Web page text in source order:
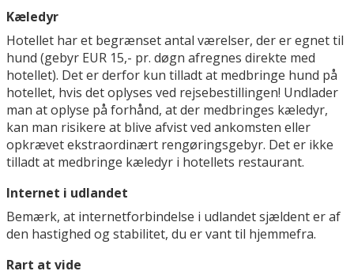
Kæledyr
Hotellet har et begrænset antal værelser, der er egnet til
hund (gebyr EUR 15,- pr. døgn afregnes direkte med
hotellet). Det er derfor kun tilladt at medbringe hund på
hotellet, hvis det oplyses ved rejsebestillingen! Undlader
man at oplyse på forhånd, at der medbringes kæledyr,
kan man risikere at blive afvist ved ankomsten eller
opkrævet ekstraordinært rengøringsgebyr. Det er ikke
tilladt at medbringe kæledyr i hotellets restaurant.
Internet i udlandet
Bemærk, at internetforbindelse i udlandet sjældent er af
den hastighed og stabilitet, du er vant til hjemmefra.
Rart at vide